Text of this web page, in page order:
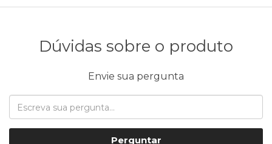
Dúvidas sobre o produto
Envie sua pergunta
Perguntar